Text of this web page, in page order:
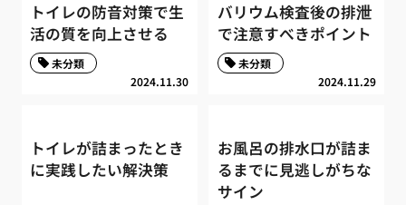
トイレの防音対策で生
活の質を向上させる
2024.11.30
未分類
バリウム検査後の排泄
で注意すべきポイント
2024.11.29
未分類
トイレが詰まったとき
に実践したい解決策
お風呂の排水口が詰ま
るまでに見逃しがちな
サイン